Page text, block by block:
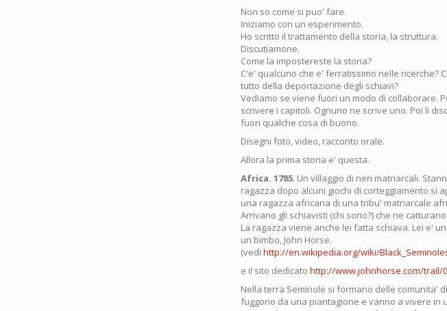
Non so come si puo' fare.
Iniziamo con un esperimento.
Ho scritto il trattamento della storia, la struttura.
Discutiamone.
Come la impostereste la storia?
C'e' qualcuno che e' ferratissimo nelle ricerche?
tutto della deportazione degli schiavi?
Vediamo se viene fuori un modo di collaborare.
scrivere i capitoli. Ognuno ne scrive uno. Poi li
fuori qualche cosa di buono.
Disegni foto, video, racconto orale.
Allora la prima storia e' questa.
Africa. 1785. Un villaggio di neri matriarcali.
ragazza dopo alcuni giochi di corteggiamento si
una ragazza africana di una tribu' matriarcale
Arrivano gli schiavisti (chi sono?) che ne
La ragazza viene anche lei fatta schiava. Lei e'
un bimbo, John Horse.
(vedi http://en.wikipedia.org/wiki/
e il sito dedicato http://www.johnhorse.com/trail/
Nella terra Seminole si formano delle comunita'
fuggono da una piantagione e vanno a vivere in